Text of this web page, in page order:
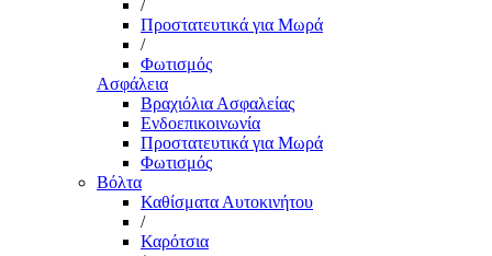
/
Προστατευτικά για Μωρά
/
Φωτισμός
Ασφάλεια
Βραχιόλια Ασφαλείας
Ενδοεπικοινωνία
Προστατευτικά για Μωρά
Φωτισμός
Βόλτα
Καθίσματα Αυτοκινήτου
/
Καρότσια